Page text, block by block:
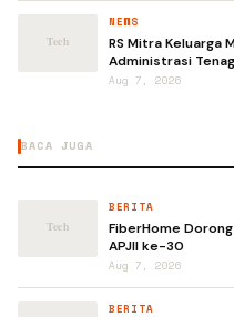
NEWS
RS Mitra Keluarga
Administrasi
Aug 7, 2026
BACA JUGA
BERITA
FiberHome
APJII ke-30
Aug 7, 2026
BERITA